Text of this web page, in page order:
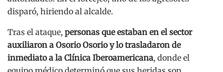
disparó, hiriendo al alcalde.
Tras el ataque, personas que estaban en el sector
auxiliaron a Osorio Osorio y lo trasladaron de
inmediato a la Clínica Iberoamericana, donde el